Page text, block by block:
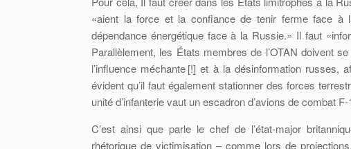
«aient la force et la confiance de tenir ferme face à
dépendance énergétique face à la Russie.» Il faut
Parallèlement, les États membres de l’OTAN doivent
l’influence méchante [!] et à la désinformation
évident qu’il faut également stationner des forces
unité d’infanterie vaut un escadron d’avions de combat
C’est ainsi que parle le chef de l’état-major
rhétorique de victimisation – comme lors de